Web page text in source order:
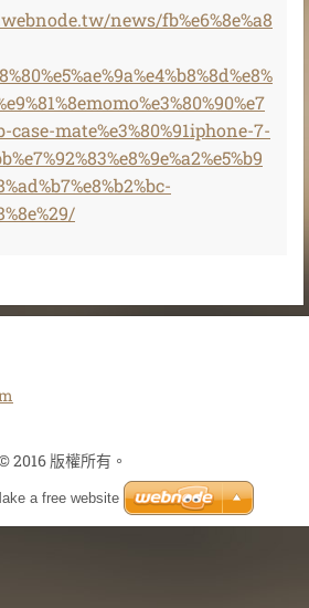
news/fb%e6%8e%a8
case-mate%e3%80%91iphone-7-
2016 版權所有。
a free website